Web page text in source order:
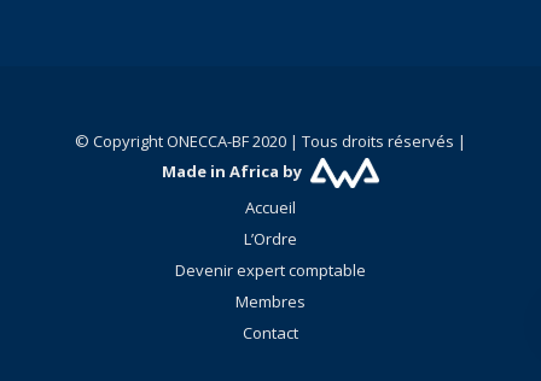
© Copyright ONECCA-BF 2020 | Tous droits réservés |
Made in Africa by
Accueil
L’Ordre
Devenir expert comptable
Membres
Contact